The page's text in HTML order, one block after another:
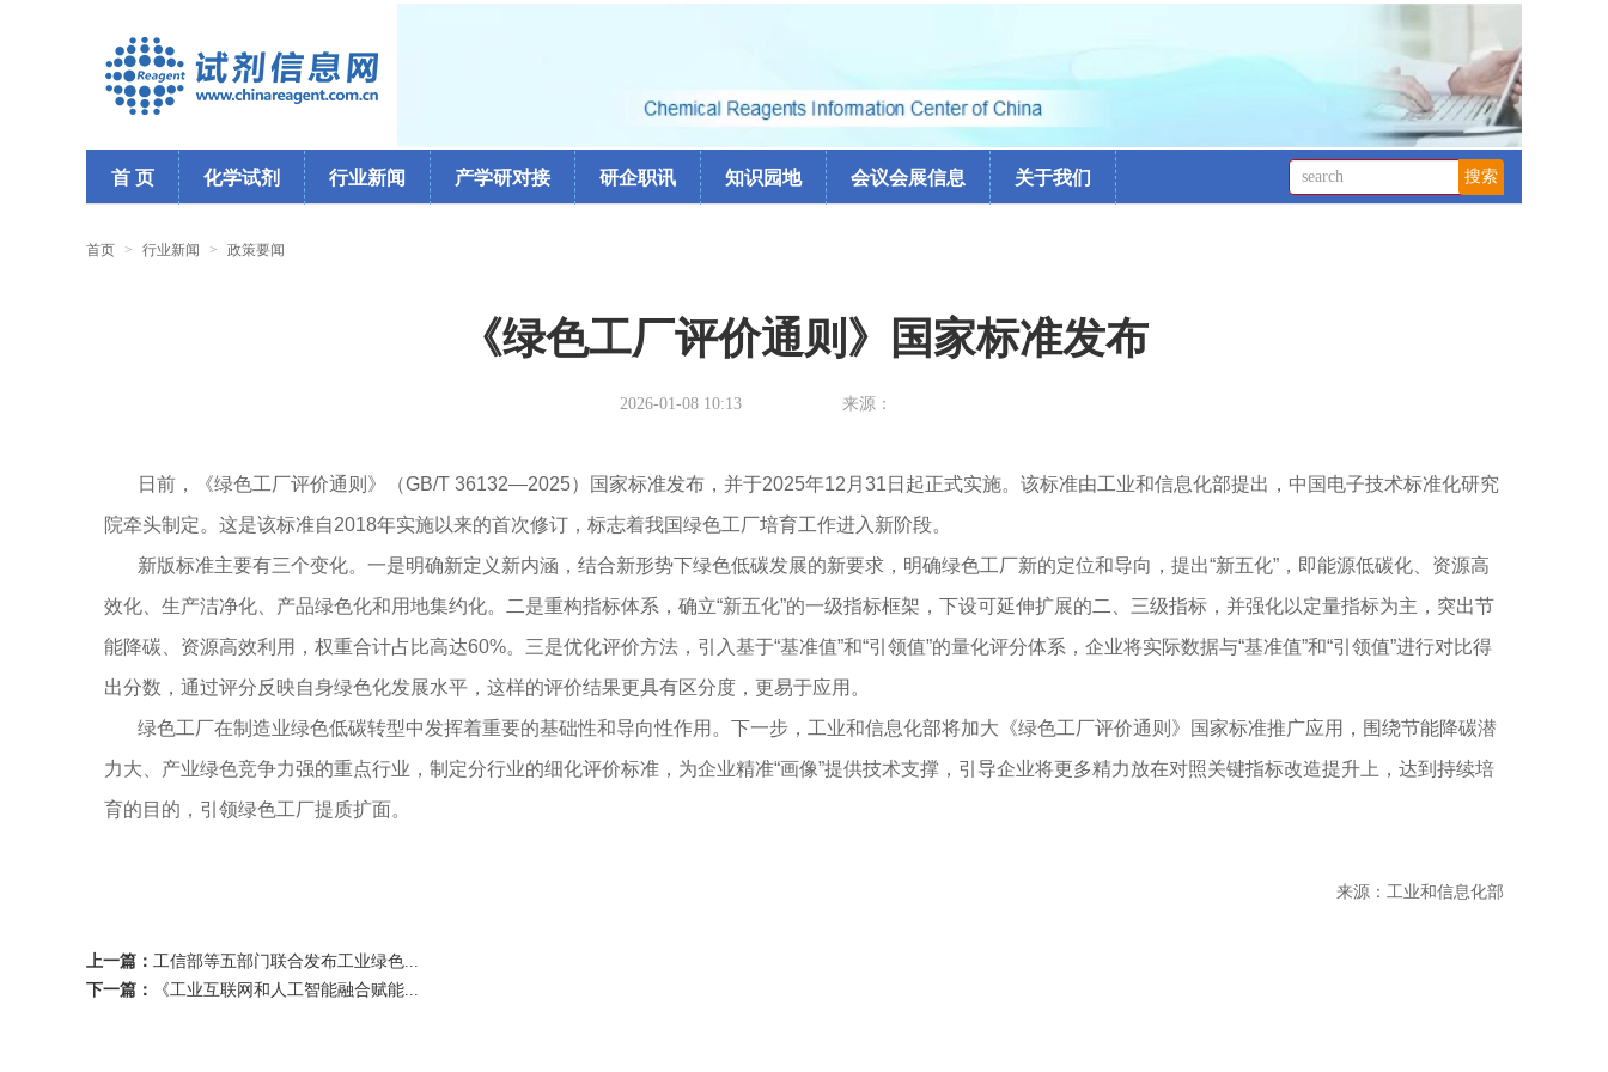
首 页 化学试剂 行业新闻 产学研对接 研企职讯 知识园地 会议会展信息 关于我们
首页 > 行业新闻 > 政策要闻
《绿色工厂评价通则》国家标准发布
2026-01-08 10:13 来源：
日前，《绿色工厂评价通则》（GB/T 36132—2025）国家标准发布，并于2025年12月31日起正式实施。该标准由工业和信息化部提出，中国电子技术标准化研究
院牵头制定。这是该标准自2018年实施以来的首次修订，标志着我国绿色工厂培育工作进入新阶段。
新版标准主要有三个变化。一是明确新定义新内涵，结合新形势下绿色低碳发展的新要求，明确绿色工厂新的定位和导向，提出“新五化”，即能源低碳化、资源高
效化、生产洁净化、产品绿色化和用地集约化。二是重构指标体系，确立“新五化”的一级指标框架，下设可延伸扩展的二、三级指标，并强化以定量指标为主，突出节
能降碳、资源高效利用，权重合计占比高达60%。三是优化评价方法，引入基于“基准值”和“引领值”的量化评分体系，企业将实际数据与“基准值”和“引领值”进行对比得
出分数，通过评分反映自身绿色化发展水平，这样的评价结果更具有区分度，更易于应用。
绿色工厂在制造业绿色低碳转型中发挥着重要的基础性和导向性作用。下一步，工业和信息化部将加大《绿色工厂评价通则》国家标准推广应用，围绕节能降碳潜
力大、产业绿色竞争力强的重点行业，制定分行业的细化评价标准，为企业精准“画像”提供技术支撑，引导企业将更多精力放在对照关键指标改造提升上，达到持续培
育的目的，引领绿色工厂提质扩面。
来源：工业和信息化部
上一篇： 工信部等五部门联合发布工业绿色...
下一篇：
《工业互联网和人工智能融合赋能...